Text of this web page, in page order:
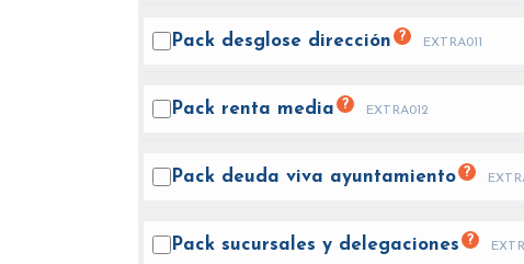
Pack desglose dirección ? EXTRA011
Pack renta media ? EXTRA012
Pack deuda viva ayuntamiento ?
Pack sucursales y delegaciones ?